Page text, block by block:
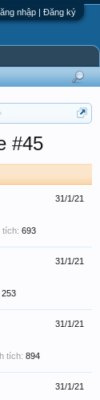
nhập | Đăng ký
#45
31/1/21
tích: 693
31/1/21
253
31/1/21
tích: 894
31/1/21